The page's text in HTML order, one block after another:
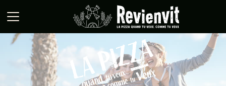
Panneau de gestion des cookies